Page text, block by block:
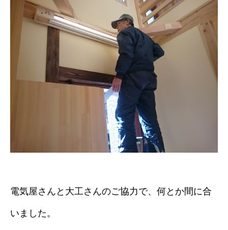
電気屋さんと大工さんのご協力で、何とか間に合
いました。